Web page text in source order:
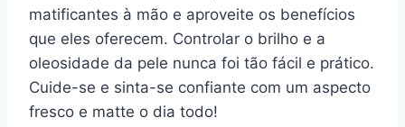
matificantes à mão e aproveite os benefícios
que eles oferecem. Controlar o brilho e a
oleosidade da pele nunca foi tão fácil e prático.
Cuide-se e sinta-se confiante com um aspecto
fresco e matte o dia todo!